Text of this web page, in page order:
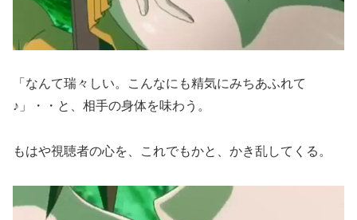
「なんて瑞々しい。こんなにも精気にみちあふれて
♪」・・と、相手の身体を味わう。
もはや視聴者の心を、これでもかと、かき乱してくる。